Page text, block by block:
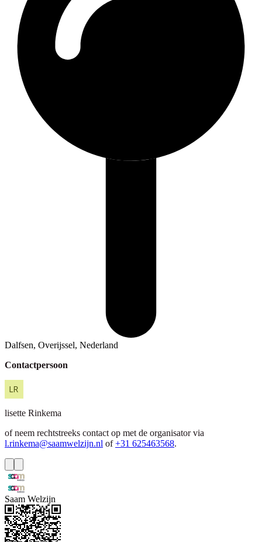
Dalfsen, Overijssel, Nederland
Contactpersoon
lisette Rinkema
of neem rechtstreeks contact op met de organisator via
l.rinkema@saamwelzijn.nl of +31 625463568.
Saam Welzijn